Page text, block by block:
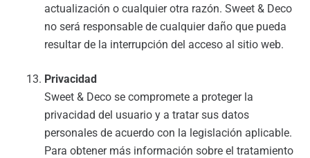
actualización o cualquier otra razón. Sweet & Deco
no será responsable de cualquier daño que pueda
resultar de la interrupción del acceso al sitio web.
Privacidad
Sweet & Deco se compromete a proteger la
privacidad del usuario y a tratar sus datos
personales de acuerdo con la legislación aplicable.
Para obtener más información sobre el tratamiento